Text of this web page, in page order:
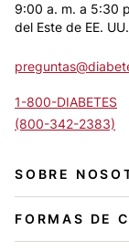
9:00 a. m. a 5:30
del Este de EE. UU.
1-800-DIABETES
(800-342-2383)
SOBRE
FORMAS DE